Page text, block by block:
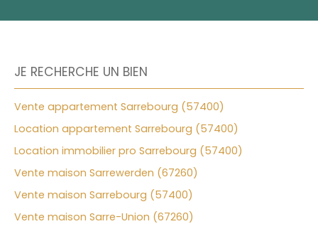
JE RECHERCHE UN BIEN
Vente appartement Sarrebourg (57400)
Location appartement Sarrebourg (57400)
Location immobilier pro Sarrebourg (57400)
Vente maison Sarrewerden (67260)
Vente maison Sarrebourg (57400)
Vente maison Sarre-Union (67260)